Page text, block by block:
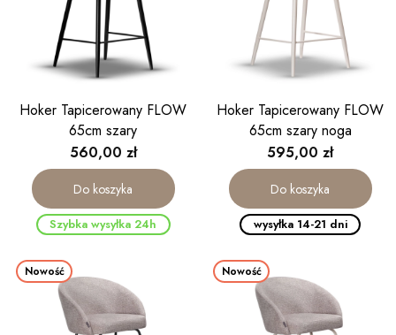
Hoker Tapicerowany FLOW
65cm szary
Cena
560,00 zł
Do koszyka
Szybka wysyłka 24h
Hoker Tapicerowany FLOW
65cm szary noga
kaszmirowa
Cena
595,00 zł
Do koszyka
wysyłka 14-21 dni
Nowość Nowość